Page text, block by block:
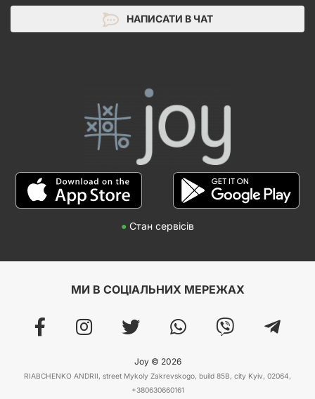
НАПИСАТИ В ЧАТ
● Стан сервісів
МИ В СОЦІАЛЬНИХ МЕРЕЖАХ
Joy © 2026
RIABCHENKO ANDRII, street Mykoly Zakrevskogo, build 85B, city Kyiv, 02064,
+380630660161